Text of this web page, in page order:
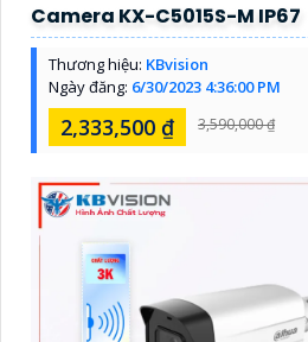
Camera KX-C5015S-M IP67
Thương hiệu: KBvision
Ngày đăng: 6/30/2023 4:36:00 PM
2,333,500 ₫ 3,590,000 ₫